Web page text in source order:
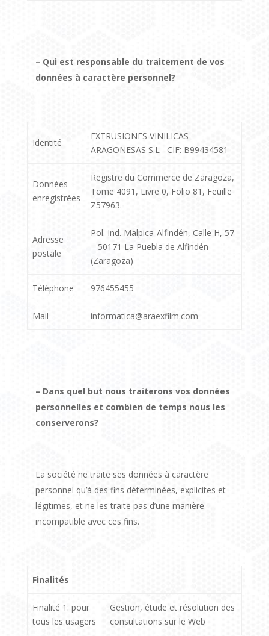
– Qui est responsable du traitement de vos
données à caractère personnel?
Identité
EXTRUSIONES VINILICAS
ARAGONESAS S.L– CIF: B99434581
Données
enregistrées
Registre du Commerce de Zaragoza,
Tome 4091, Livre 0, Folio 81, Feuille
Z57963.
Adresse
postale
Pol. Ind. Malpica-Alfindén, Calle H, 57
– 50171 La Puebla de Alfindén
(Zaragoza)
Téléphone 976455455
Mail informatica@araexfilm.com
– Dans quel but nous traiterons vos données
personnelles et combien de temps nous les
conserverons?
La société ne traite ses données à caractère
personnel qu’à des fins déterminées, explicites et
légitimes, et ne les traite pas d’une manière
incompatible avec ces fins.
Finalités
Finalité 1: pour
tous les usagers
Gestion, étude et résolution des
consultations sur le Web